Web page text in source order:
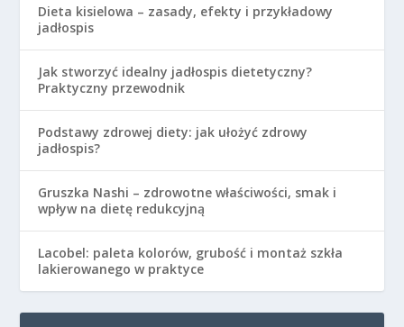
Dieta kisielowa – zasady, efekty i przykładowy
jadłospis
Jak stworzyć idealny jadłospis dietetyczny?
Praktyczny przewodnik
Podstawy zdrowej diety: jak ułożyć zdrowy
jadłospis?
Gruszka Nashi – zdrowotne właściwości, smak i
wpływ na dietę redukcyjną
Lacobel: paleta kolorów, grubość i montaż szkła
lakierowanego w praktyce